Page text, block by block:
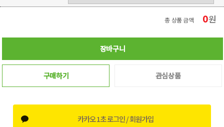
총 상품 금액 0원
장바구니
구매하기 관심상품
카카오 1초 로그인 / 회원가입